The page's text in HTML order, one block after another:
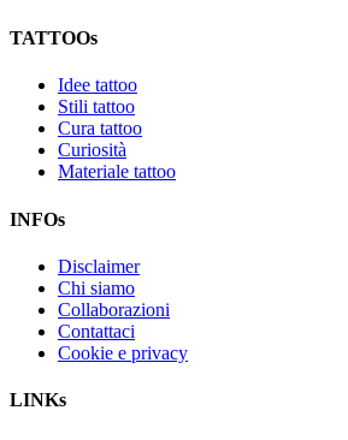
TATTOOs
Idee tattoo
Stili tattoo
Cura tattoo
Curiosità
Materiale tattoo
INFOs
Disclaimer
Chi siamo
Collaborazioni
Contattaci
Cookie e privacy
LINKs